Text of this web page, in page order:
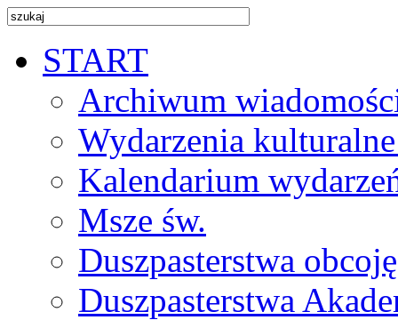
START
Archiwum
Wydarzenia
Kalendarium
Msze św.
Duszpasterstwa
Duszpasterstwa